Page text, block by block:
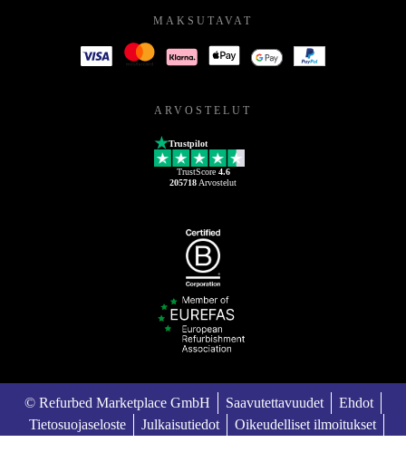
MAKSUTAVAT
ARVOSTELUT
Trustpilot
TrustScore 4.6
205718 Arvostelut
© Refurbed Marketplace GmbH Saavutettavuudet
Ehdot
Tietosuojaseloste
Julkaisutiedot
Oikeudelliset ilmoitukset